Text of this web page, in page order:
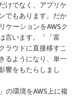
けでなく、アプリケ
でもあります。だか
ケーションをAWSク
言います。「「富
ラウドに直接移すこ
るようになり、単一
響をもたらしまし
の環境をAWS上に複